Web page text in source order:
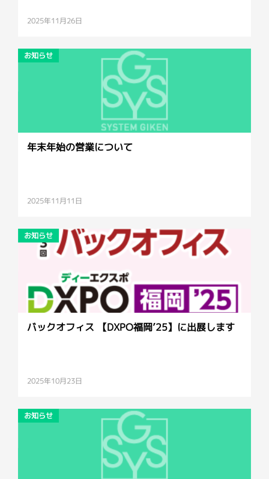
2025年11月26日
お知らせ
年末年始の営業について
2025年11月11日
お知らせ
バックオフィス 【DXPO福岡’25】に出展します
2025年10月23日
お知らせ